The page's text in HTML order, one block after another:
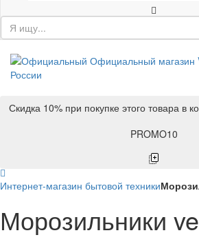
Скидка 10% при покупке этого товара в
PROMO10
Интернет-магазин бытовой техники
Морозильники